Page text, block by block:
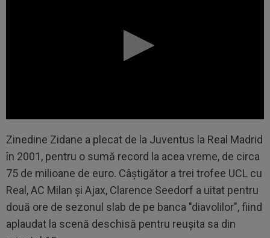
Zinedine Zidane a plecat de la Juventus la Real Madrid
în 2001, pentru o sumă record la acea vreme, de circa
75 de milioane de euro. Câștigător a trei trofee UCL cu
Real, AC Milan și Ajax, Clarence Seedorf a uitat pentru
două ore de sezonul slab de pe banca "diavolilor", fiind
aplaudat la scenă deschisă pentru reușita sa din